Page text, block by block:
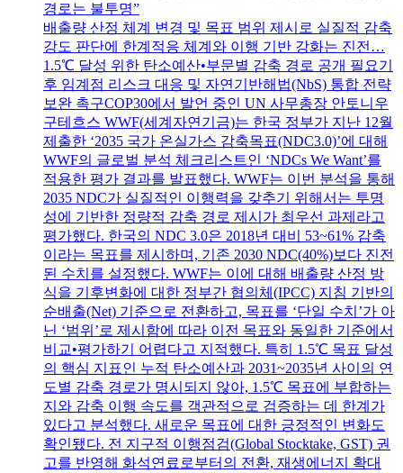
경로는 불투명”
배출량 산정 체계 변경 및 목표 범위 제시로 실질적 감축
강도 판단에 한계적응 체계와 이행 기반 강화는 진전…
1.5℃ 달성 위한 탄소예산•부문별 감축 경로 공개 필요기
후 임계점 리스크 대응 및 자연기반해법(NbS) 통합 전략
보완 촉구COP30에서 발언 중인 UN 사무총장 안토니우
구테흐스 WWF(세계자연기금)는 한국 정부가 지난 12월
제출한 ‘2035 국가 온실가스 감축목표(NDC3.0)’에 대해
WWF의 글로벌 분석 체크리스트인 ‘NDCs We Want’를
적용한 평가 결과를 발표했다. WWF는 이번 분석을 통해
2035 NDC가 실질적인 이행력을 갖추기 위해서는 투명
성에 기반한 정량적 감축 경로 제시가 최우선 과제라고
평가했다. 한국의 NDC 3.0은 2018년 대비 53~61% 감축
이라는 목표를 제시하며, 기존 2030 NDC(40%)보다 진전
된 수치를 설정했다. WWF는 이에 대해 배출량 산정 방
식을 기후변화에 대한 정부간 협의체(IPCC) 지침 기반의
순배출(Net) 기준으로 전환하고, 목표를 ‘단일 수치’가 아
닌 ‘범위’로 제시함에 따라 이전 목표와 동일한 기준에서
비교•평가하기 어렵다고 지적했다. 특히 1.5℃ 목표 달성
의 핵심 지표인 누적 탄소예산과 2031~2035년 사이의 연
도별 감축 경로가 명시되지 않아, 1.5℃ 목표에 부합하는
지와 감축 이행 속도를 객관적으로 검증하는 데 한계가
있다고 분석했다. 새로운 목표에 대한 긍정적인 변화도
확인됐다. 전 지구적 이행점검(Global Stocktake, GST) 권
고를 반영해 화석연료로부터의 전환, 재생에너지 확대